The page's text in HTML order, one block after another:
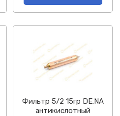
Фильтр 5/2 15гр DE.NA
антикислотный